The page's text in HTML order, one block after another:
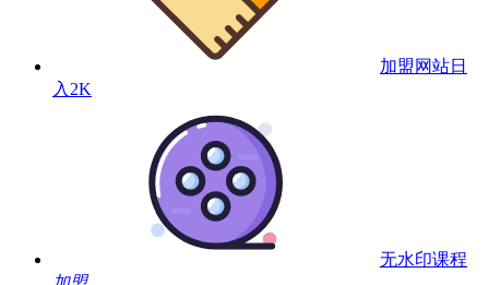
加盟网站日
入2K
无水印课程